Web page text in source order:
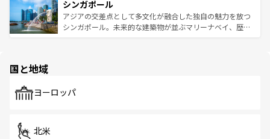
参照してほしい。
激する。気候は一年中温暖で、どの季節にも異なる楽しみ
が待っている。親しみやすいタイの人々、仏教を中心とし
た文化、そして多様な観光資源が、訪れる旅人を魅了し続
み、どこを訪れても感動するはず。観光スポットが密集し
ており、効率よく見どころを回れるのも魅力。息をのむよ
うな絶景から文化的な体験まで、香港を存分に楽しみ尽く
シンガポール
アジアの交差点として多文化が融合した独自の魅力を放つ
シンガポール。未来的な建築物が並ぶマリーナベイ、歴史
で、ホーカーズは地元の風情を楽しめる外せないスポット
国と地域
ヨーロッパ
北米